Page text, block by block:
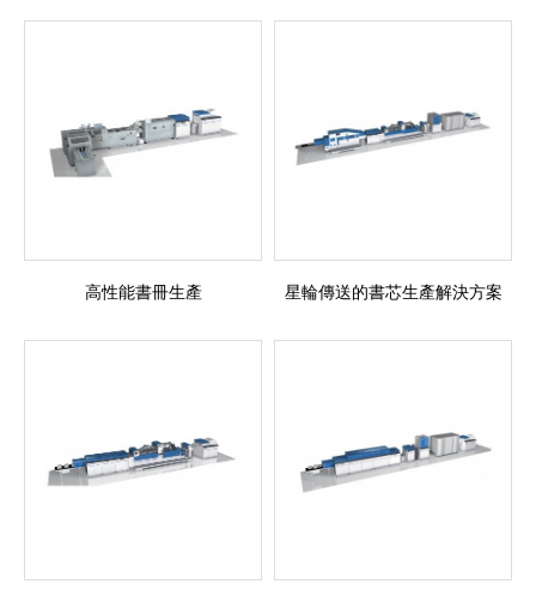
高性能書冊生產 星輪傳送的書芯生產解決方案